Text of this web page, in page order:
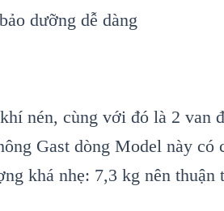
dưỡng dễ dàng
nén, cùng với đó là 2 van
Gast dòng Model này
khá nhẹ: 7,3 kg nên